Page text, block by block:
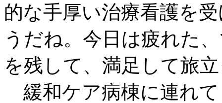
的な手厚い治療看護を
うだね。今日は疲れた
を残して、満足して旅
緩和ケア病棟に連れ